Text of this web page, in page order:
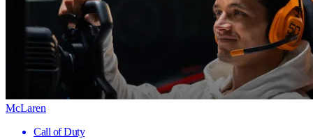
McLaren
Call of Duty